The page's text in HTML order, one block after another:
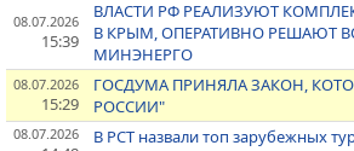
08.07.2026
15:39
ВЛАСТИ РФ РЕАЛИЗУЮТ
В КРЫМ, ОПЕРАТИВНО РЕШАЮТ
МИНЭНЕРГО
08.07.2026
15:29
ГОСДУМА ПРИНЯЛА ЗАКОН,
РОССИИ"
08.07.2026 В РСТ назвали топ зарубежных